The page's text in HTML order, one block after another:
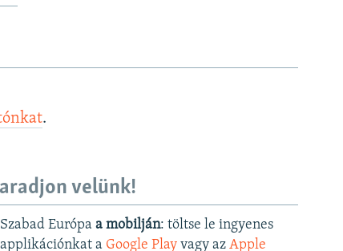
.
velünk!
Szabad Európa a mobilján: töltse le ingyenes
applikációnkat a Google Playvagy az Apple